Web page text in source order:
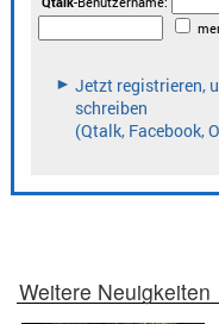
Weitere Neuigkeiten